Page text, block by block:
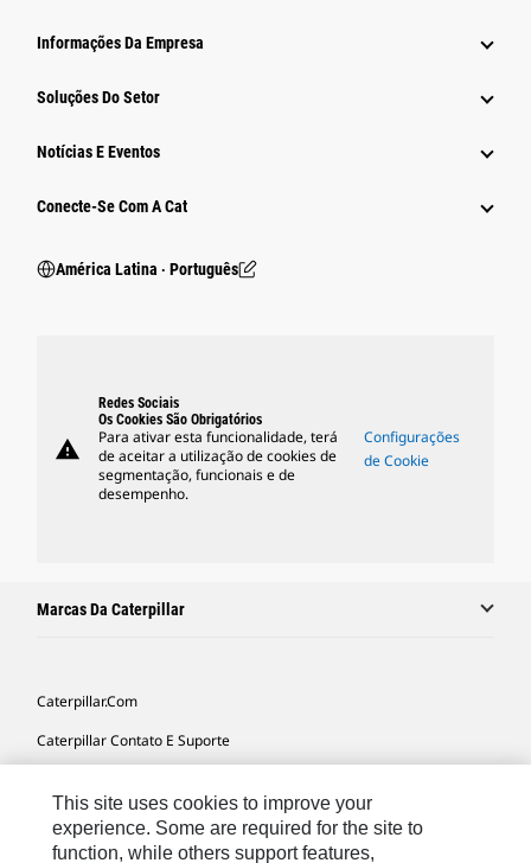
Informações Da Empresa
Soluções Do Setor
Notícias E Eventos
Conecte-Se Com A Cat
América Latina ‧ Português
warning
Redes Sociais
Os Cookies São Obrigatórios
Para ativar esta funcionalidade, terá
de aceitar a utilização de cookies de
segmentação, funcionais e de
desempenho.
Configurações
de Cookie
Marcas Da Caterpillar
Caterpillar.com
Caterpillar Contato E Suporte
Mapa Do Local
Cookie Settings
This site uses cookies to improve your
experience. Some are required for the site to
function, while others support features,